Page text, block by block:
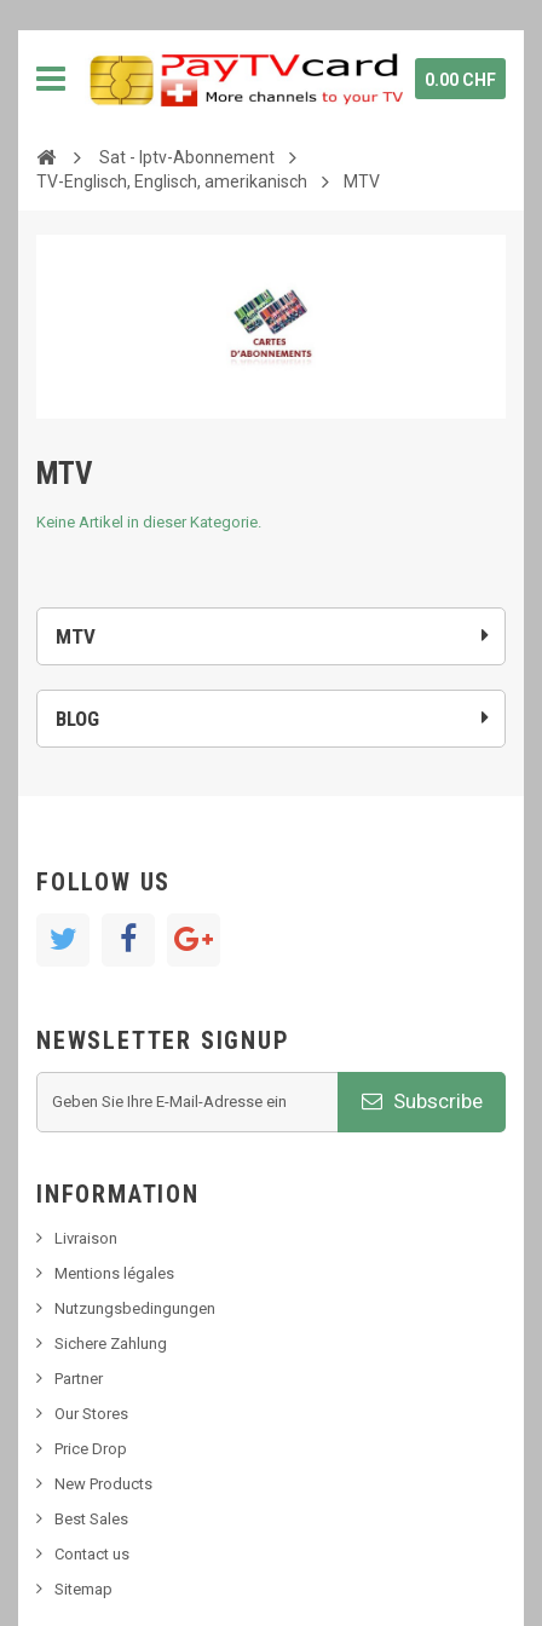
0.00 CHF
Sat - Iptv-Abonnement
TV-Englisch, Englisch, amerikanisch
MTV
MTV
BLOG
MTV
Keine Artikel in dieser Kategorie.
FOLLOW US
NEWSLETTER SIGNUP
Subscribe
INFORMATION
Livraison
Mentions légales
Nutzungsbedingungen
Sichere Zahlung
Partner
Our Stores
Price Drop
New Products
Best Sales
Contact us
Sitemap